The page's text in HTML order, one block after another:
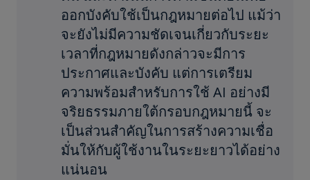
ออกบังคับใช้เป็นกฎหมายต่อไป แม้ว่า
จะยังไม่มีความชัดเจนเกี่ยวกับระยะ
เวลาที่กฎหมายดังกล่าวจะมีการ
ประกาศและบังคับ แต่การเตรียม
ความพร้อมสำหรับการใช้ AI อย่างมี
จริยธรรมภายใต้กรอบกฎหมายนี้ จะ
เป็นส่วนสำคัญในการสร้างความเชื่อ
มั่นให้กับผู้ใช้งานในระยะยาวได้อย่าง
แน่นอน